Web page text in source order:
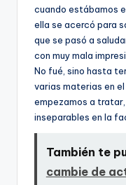
cuando estábamos
ella se acercó para
que se pasó a
con muy mala
No fué, sino hasta
varias materias en el
empezamos a
inseparables en la
También te
cambie de